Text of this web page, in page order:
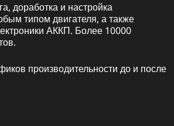
доработка и настройка
типом двигателя, а также
АККП. Более 10000